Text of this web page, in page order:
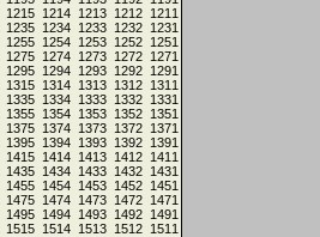
1211
1212
1213
1214
1215
1231
1232
1233
1234
1235
1251
1252
1253
1254
1255
1271
1272
1273
1274
1275
1291
1292
1293
1294
1295
1311
1312
1313
1314
1315
1331
1332
1333
1334
1335
1351
1352
1353
1354
1355
1371
1372
1373
1374
1375
1391
1392
1393
1394
1395
1411
1412
1413
1414
1415
1431
1432
1433
1434
1435
1451
1452
1453
1454
1455
1471
1472
1473
1474
1475
1491
1492
1493
1494
1495
1511
1512
1513
1514
1515